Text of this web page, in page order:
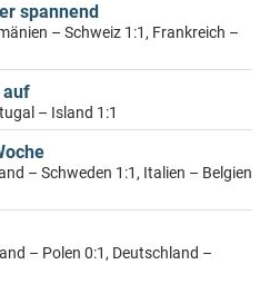
spannend
– Schweiz 1:1, Frankreich –
auf
– Island 1:1
– Schweden 1:1, Italien – Belgien
– Polen 0:1, Deutschland –